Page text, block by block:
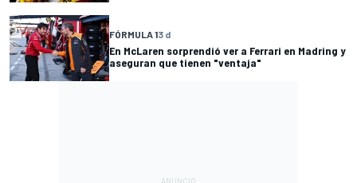
FÓRMULA 13 d
En McLaren sorprendió ver a Ferrari en Madring y
aseguran que tienen "ventaja"